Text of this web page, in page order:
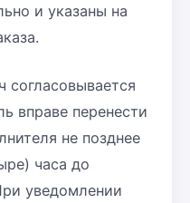
и указаны на
согласовывается
вправе перенести
не позднее
часа до
уведомлении